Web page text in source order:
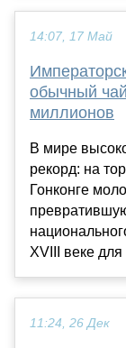
14:07, 17 Май
обычный
миллионов
В мире
рекорд: на
Гонконге
XVIII веке для
11:24, 26 Дек